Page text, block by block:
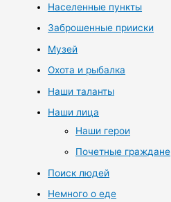
Населенные пункты
Заброшенные прииски
Музей
Охота и рыбалка
Наши таланты
Наши лица
Наши герои
Почетные граждане
Поиск людей
Немного о еде